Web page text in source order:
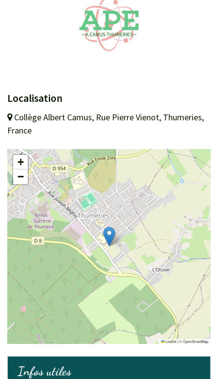
Localisation
Collège Albert Camus, Rue Pierre Vienot, Thumeries,
France
+
−
Leaflet|©OpenStreetMap
Infos utiles